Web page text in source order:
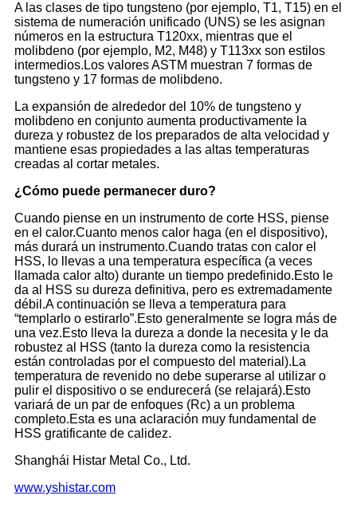
A las clases de tipo tungsteno (por ejemplo, T1, T15) en el
sistema de numeración unificado (UNS) se les asignan
números en la estructura T120xx, mientras que el
molibdeno (por ejemplo, M2, M48) y T113xx son estilos
intermedios.Los valores ASTM muestran 7 formas de
tungsteno y 17 formas de molibdeno.
La expansión de alrededor del 10% de tungsteno y
molibdeno en conjunto aumenta productivamente la
dureza y robustez de los preparados de alta velocidad y
mantiene esas propiedades a las altas temperaturas
creadas al cortar metales.
¿Cómo puede permanecer duro?
Cuando piense en un instrumento de corte HSS, piense
en el calor.Cuanto menos calor haga (en el dispositivo),
más durará un instrumento.Cuando tratas con calor el
HSS, lo llevas a una temperatura específica (a veces
llamada calor alto) durante un tiempo predefinido.Esto le
da al HSS su dureza definitiva, pero es extremadamente
débil.A continuación se lleva a temperatura para
“templarlo o estirarlo”.Esto generalmente se logra más de
una vez.Esto lleva la dureza a donde la necesita y le da
robustez al HSS (tanto la dureza como la resistencia
están controladas por el compuesto del material).La
temperatura de revenido no debe superarse al utilizar o
pulir el dispositivo o se endurecerá (se relajará).Esto
variará de un par de enfoques (Rc) a un problema
completo.Esta es una aclaración muy fundamental de
HSS gratificante de calidez.
Shanghái Histar Metal Co., Ltd.
www.yshistar.com